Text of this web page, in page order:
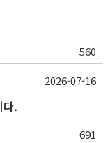
560
다.
691
2026-07-16